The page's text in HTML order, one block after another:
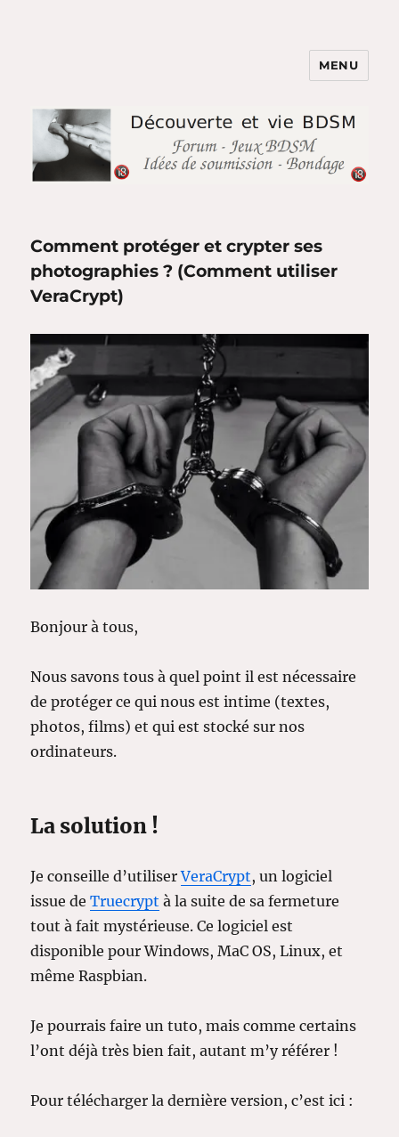
BDSM et Shibari pour Couples
Parents : Jeux & Soumission
MENU
Comment protéger et crypter ses
photographies ? (Comment utiliser
VeraCrypt)
Bonjour à tous,
Nous savons tous à quel point il est nécessaire
de protéger ce qui nous est intime (textes,
photos, films) et qui est stocké sur nos
ordinateurs.
La solution !
Je conseille d’utiliserVeraCrypt, un logiciel
issue deTruecrypt à la suite de sa fermeture
tout à fait mystérieuse. Ce logiciel est
disponible pour Windows, MaC OS, Linux, et
même Raspbian.
Je pourrais faire un tuto, mais comme certains
l’ont déjà très bien fait, autant m’y référer !
Pour télécharger la dernière version, c’est ici :